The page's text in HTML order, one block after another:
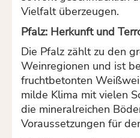
Vielfalt überzeugen.
Pfalz: Herkunft und
Die Pfalz zählt zu den
Weinregionen und ist
fruchtbetonten
milde Klima mit vielen
die mineralreichen
Voraussetzungen für